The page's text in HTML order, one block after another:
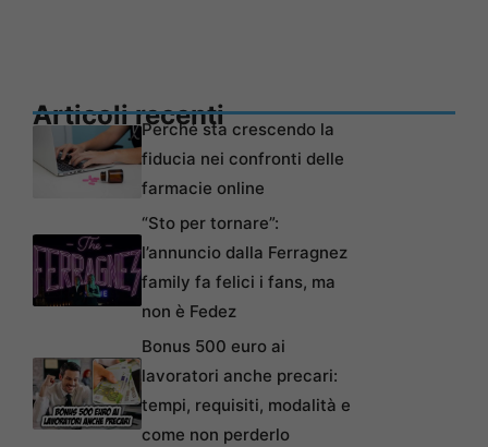
Articoli recentiPerché sta crescendo la
fiducia nei confronti delle
farmacie online
“Sto per tornare”:
l’annuncio dalla Ferragnez
family fa felici i fans, ma
non è Fedez
Bonus 500 euro ai
lavoratori anche precari:
tempi, requisiti, modalità e
come non perderlo